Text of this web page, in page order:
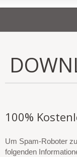
100%
Um Spam-Roboter
folgenden